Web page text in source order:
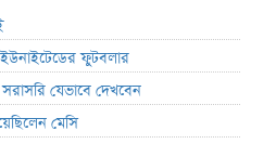
ইউনাইটেডের ফুটবলার
সরাসরি যেভাবে দেখবেন
মেসি